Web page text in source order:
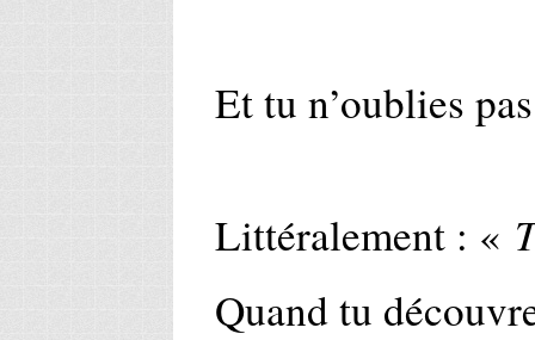
Et tu n’oublies
Littéralement : «
Quand tu